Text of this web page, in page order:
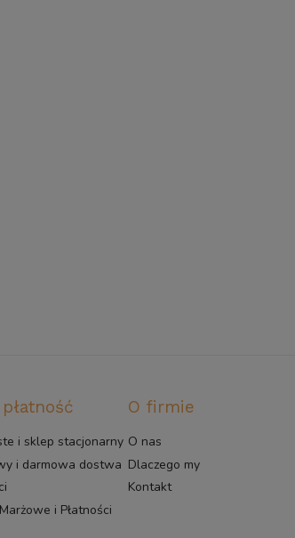
i sklep stacjonarny
i darmowa dostwa
i Płatności
O firmie
O nas
Dlaczego my
Kontakt